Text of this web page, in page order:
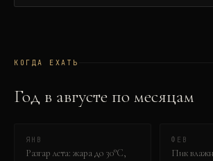
КОГДА ЕХАТЬ
Год в августе по месяцам
ЯНВ
Разгар лета: жара до 30°C,
ФЕВ
Пик